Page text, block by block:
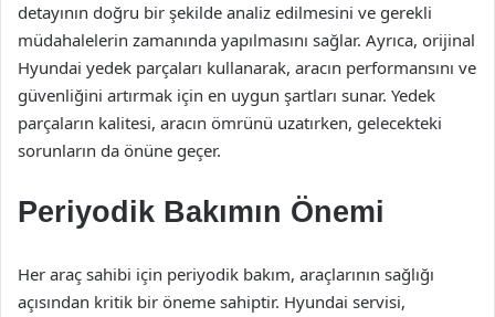
detayının doğru bir şekilde analiz edilmesini ve gerekli
müdahalelerin zamanında yapılmasını sağlar. Ayrıca, orijinal
Hyundai yedek parçaları kullanarak, aracın performansını ve
güvenliğini artırmak için en uygun şartları sunar. Yedek
parçaların kalitesi, aracın ömrünü uzatırken, gelecekteki
sorunların da önüne geçer.
Periyodik Bakımın Önemi
Her araç sahibi için periyodik bakım, araçlarının sağlığı
açısından kritik bir öneme sahiptir. Hyundai servisi,